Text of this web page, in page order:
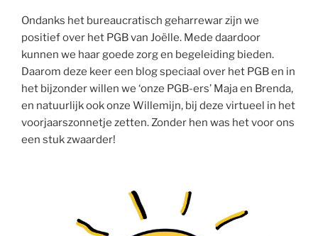
Ondanks het bureaucratisch geharrewar zijn we
positief over het PGB van Joëlle. Mede daardoor
kunnen we haar goede zorg en begeleiding bieden.
Daarom deze keer een blog speciaal over het PGB en in
het bijzonder willen we ‘onze PGB-ers’ Maja en Brenda,
en natuurlijk ook onze Willemijn, bij deze virtueel in het
voorjaarszonnetje zetten. Zonder hen was het voor ons
een stuk zwaarder!